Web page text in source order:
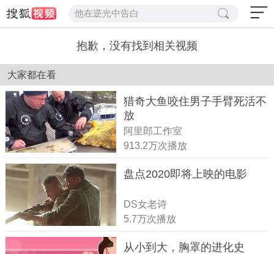
他在逆光中告白
抱歉，没有找到相关视频
大家都在看
猎奇大鱼咬住男子手臂死活不
放
阿里郎工作室
913.2万次播放
盘点2020即将上映的电影
DS女老诗
5.7万次播放
从小到大，胸罩的进化史